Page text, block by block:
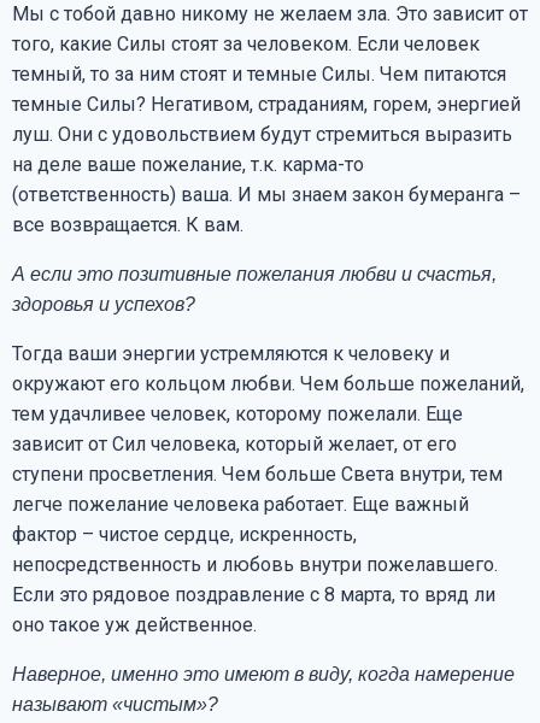
Мы с тобой давно никому не желаем зла. Это зависит от
того, какие Силы стоят за человеком. Если человек
темный, то за ним стоят и темные Силы. Чем питаются
темные Силы? Негативом, страданиям, горем, энергией
луш. Они с удовольствием будут стремиться выразить
на деле ваше пожелание, т.к. карма-то
(ответственность) ваша. И мы знаем закон бумеранга –
все возвращается. К вам.
А если это позитивные пожелания любви и счастья,
здоровья и успехов?
Тогда ваши энергии устремляются к человеку и
окружают его кольцом любви. Чем больше пожеланий,
тем удачливее человек, которому пожелали. Еще
зависит от Сил человека, который желает, от его
ступени просветления. Чем больше Света внутри, тем
легче пожелание человека работает. Еще важный
фактор – чистое сердце, искренность,
непосредственность и любовь внутри пожелавшего.
Если это рядовое поздравление с 8 марта, то вряд ли
оно такое уж действенное.
Наверное, именно это имеют в виду, когда намерение
называют «чистым»?